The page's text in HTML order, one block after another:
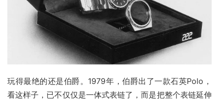
玩得最绝的还是伯爵。1979年，伯爵出了一款石英Polo，
看这样子，已不仅仅是一体式表链了，而是把整个表链延伸